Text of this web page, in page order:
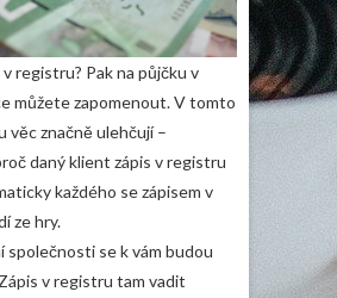
registru? Pak na půjčku v
můžete zapomenout. V tomto
věc značně ulehčují –
daný klient zápis v registru
každého se zápisem v
ze hry.
společnosti se k vám budou
v registru tam vadit